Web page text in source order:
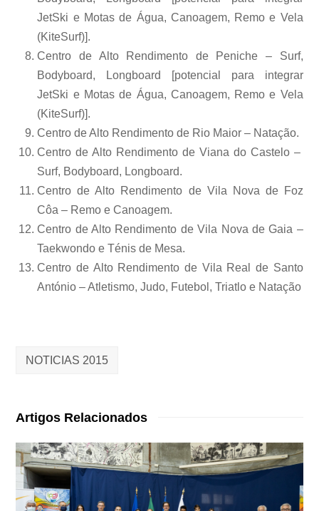
JetSki e Motas de Água, Canoagem, Remo e Vela
(KiteSurf)].
Centro de Alto Rendimento de Peniche – Surf,
Bodyboard, Longboard [potencial para integrar
JetSki e Motas de Água, Canoagem, Remo e Vela
(KiteSurf)].
Centro de Alto Rendimento de Rio Maior – Natação.
Centro de Alto Rendimento de Viana do Castelo –
Surf, Bodyboard, Longboard.
Centro de Alto Rendimento de Vila Nova de Foz
Côa – Remo e Canoagem.
Centro de Alto Rendimento de Vila Nova de Gaia –
Taekwondo e Ténis de Mesa.
Centro de Alto Rendimento de Vila Real de Santo
António – Atletismo, Judo, Futebol, Triatlo e Natação
NOTICIAS 2015
Artigos Relacionados